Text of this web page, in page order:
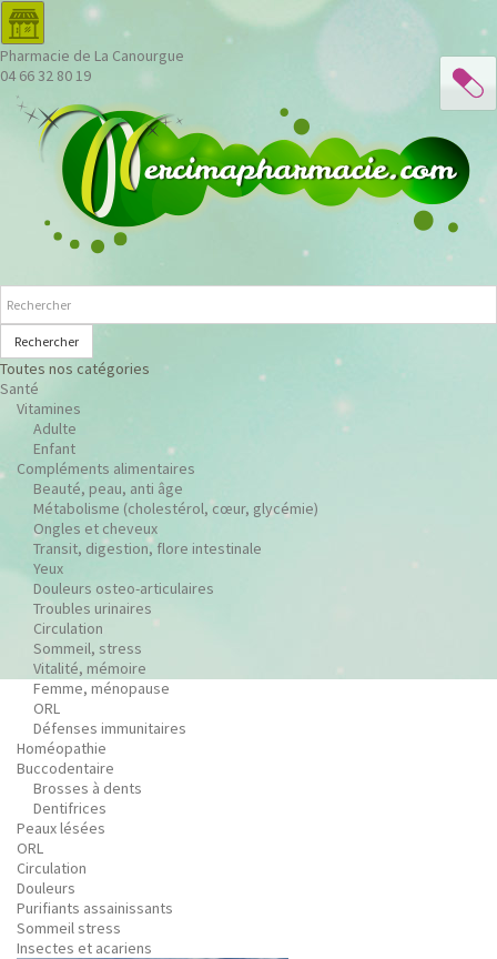
Pharmacie de La Canourgue
04 66 32 80 19
Rechercher
Toutes nos catégories
Santé
Vitamines
Adulte
Enfant
Compléments alimentaires
Beauté, peau, anti âge
Métabolisme (cholestérol, cœur, glycémie)
Ongles et cheveux
Transit, digestion, flore intestinale
Yeux
Douleurs osteo-articulaires
Troubles urinaires
Circulation
Sommeil, stress
Vitalité, mémoire
Femme, ménopause
ORL
Défenses immunitaires
Homéopathie
Buccodentaire
Brosses à dents
Dentifrices
Peaux lésées
ORL
Circulation
Douleurs
Purifiants assainissants
Sommeil stress
Insectes et acariens